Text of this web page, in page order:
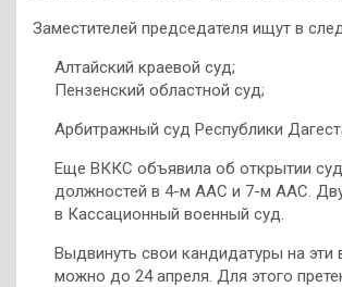
Заместителей председателя ищут в
Алтайский краевой суд;
Пензенский областной суд;
Арбитражный суд Республики
Еще ВККС объявила об открытии
должностей в 4-м ААС и 7-м ААС.
в Кассационный военный суд.
Выдвинуть свои кандидатуры на эти
можно до 24 апреля. Для этого